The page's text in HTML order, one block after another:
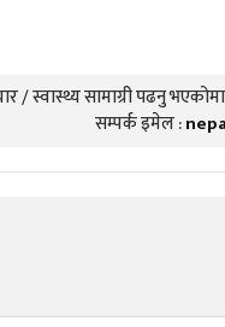
/ स्वास्थ्य सामाग्री पढनु
सम्पर्क इमेल :